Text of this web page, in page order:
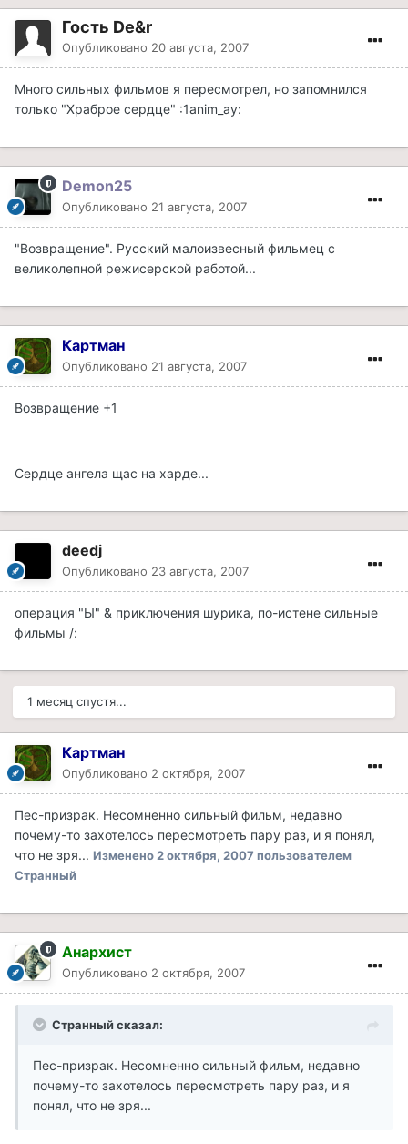
Гость De&r
Опубликовано 20 августа, 2007
Много сильных фильмов я пересмотрел, но запомнился
только "Храброе сердце" :1anim_ay:
Demon25
Опубликовано 21 августа, 2007
"Возвращение". Русский малоизвесный фильмец с
великолепной режисерской работой...
Картман
Опубликовано 21 августа, 2007
Возвращение +1
Сердце ангела щас на харде...
deedj
Опубликовано 23 августа, 2007
операция "Ы" & приключения шурика, по-истене сильные
фильмы /:
1 месяц спустя...
Картман
Опубликовано 2 октября, 2007
Пес-призрак. Несомненно сильный фильм, недавно
почему-то захотелось пересмотреть пару раз, и я понял,
что не зря... Изменено2 октября, 2007 пользователем
Странный
Анархист
Опубликовано 2 октября, 2007
Странный сказал:
Пес-призрак. Несомненно сильный фильм, недавно
почему-то захотелось пересмотреть пару раз, и я
понял, что не зря...